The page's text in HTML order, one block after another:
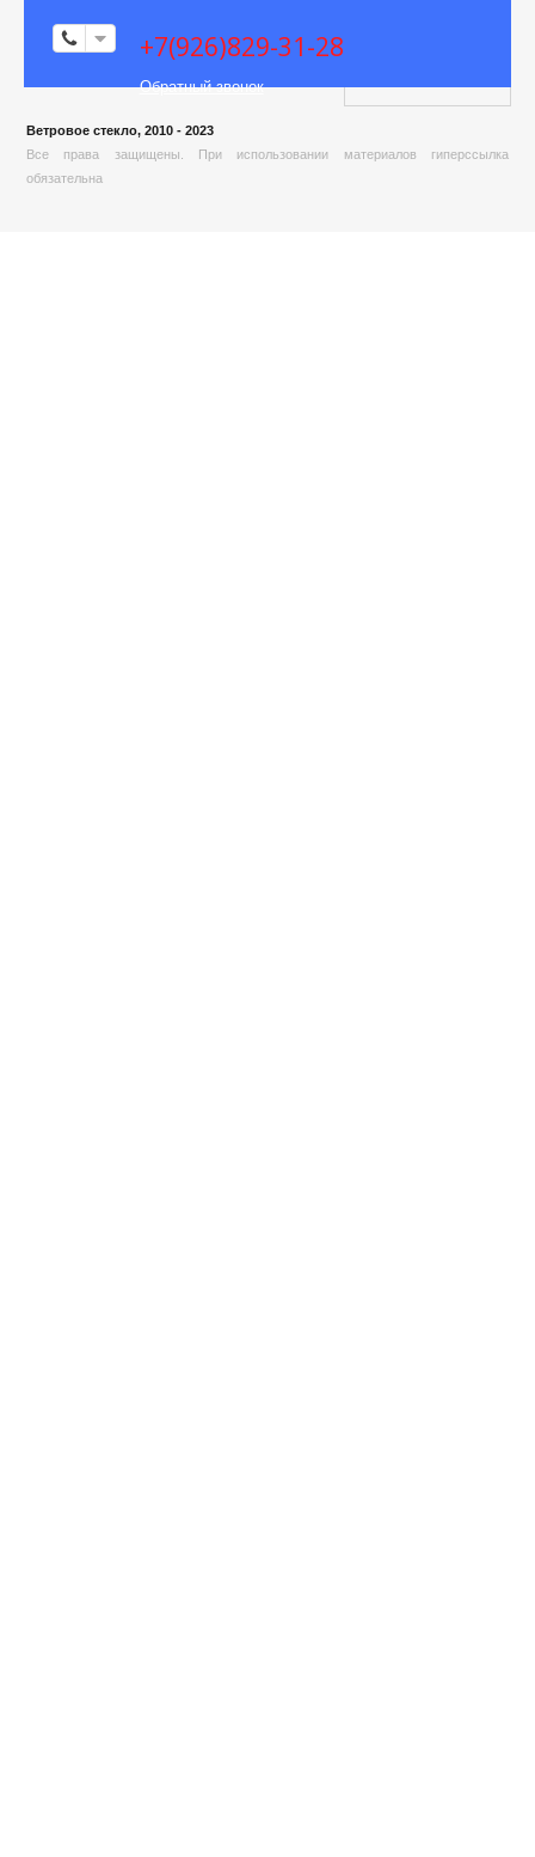
+7(926)829-31-28
Обратный звонок
Ветровое стекло, 2010 - 2023
Все права защищены. При использовании материалов гиперссылка
обязательна